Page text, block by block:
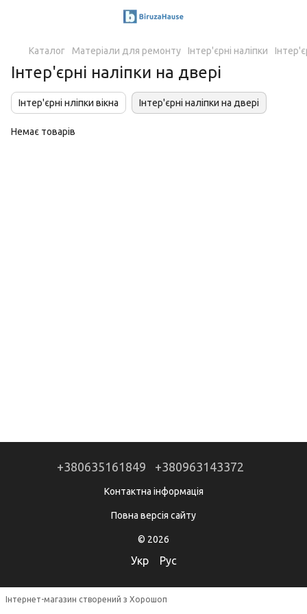
Каталог Матеріали для ремонту Інтер'єрні наліпки
Інтер'єрні наліпки на двері
Інтер'єрні нліпки вікна Інтер'єрні наліпки на двері
Немає товарів
+380635161849 +380963143372
Контактна інформація
Повна версія сайту
© 2026
Укр Рус
Інтернет-магазин створений з Хорошоп